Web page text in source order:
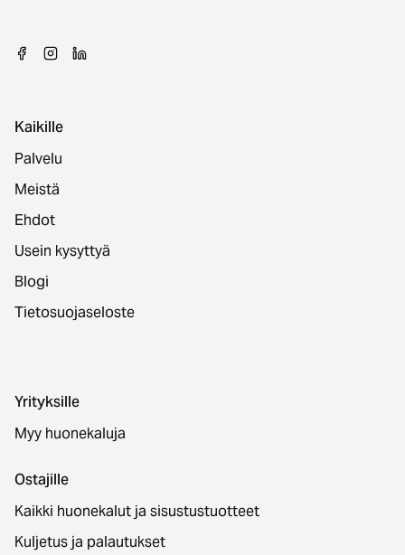
Kaikille
Palvelu
Meistä
Ehdot
Usein kysyttyä
Blogi
Tietosuojaseloste
Yrityksille
Myy huonekaluja
Ostajille
Kaikki huonekalut ja sisustustuotteet
Kuljetus ja palautukset